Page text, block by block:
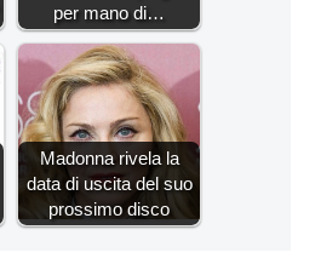
per mano di…
Madonna rivela la
data di uscita del suo
prossimo disco